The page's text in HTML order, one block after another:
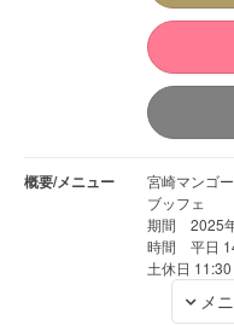
概要/メニュー
宮崎マンゴ
ブッフェ
期間 2025
時間 平日
土休日
メ